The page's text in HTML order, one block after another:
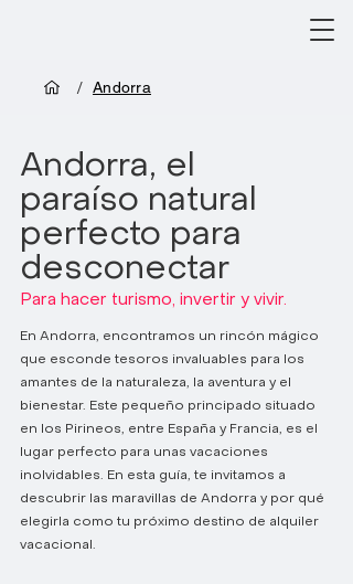
/ Andorra
Andorra, el
paraíso natural
perfecto para
desconectar
Para hacer turismo, invertir y vivir.
En Andorra, encontramos un rincón mágico
que esconde tesoros invaluables para los
amantes de la naturaleza, la aventura y el
bienestar. Este pequeño principado situado
en los Pirineos, entre España y Francia, es el
lugar perfecto para unas vacaciones
inolvidables. En esta guía, te invitamos a
descubrir las maravillas de Andorra y por qué
elegirla como tu próximo destino de alquiler
vacacional.